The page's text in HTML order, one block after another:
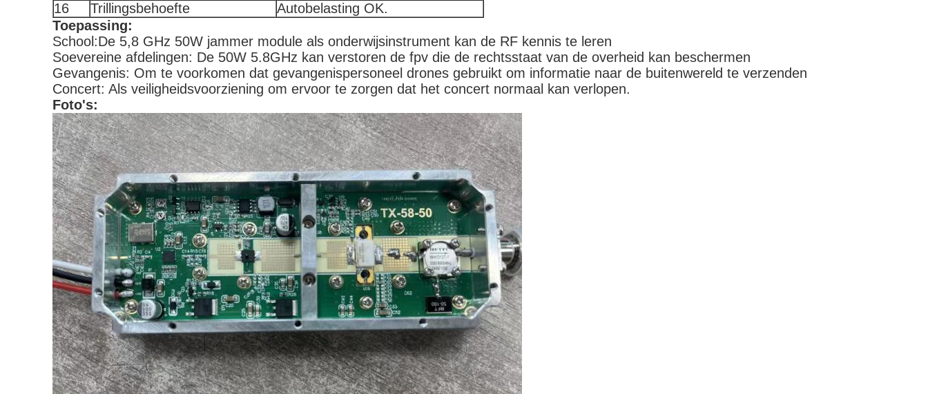
16
Trillingsbehoefte
Autobelasting OK.
Toepassing:
School:De 5,8 GHz 50W jammer module als onderwijsinstrument kan de RF kennis te leren
Soevereine afdelingen: De 50W 5.8GHz kan verstoren de fpv die de rechtsstaat van de overheid kan beschermen
Gevangenis: Om te voorkomen dat gevangenispersoneel drones gebruikt om informatie naar de buitenwereld te verzenden
Concert: Als veiligheidsvoorziening om ervoor te zorgen dat het concert normaal kan verlopen.
Foto's: